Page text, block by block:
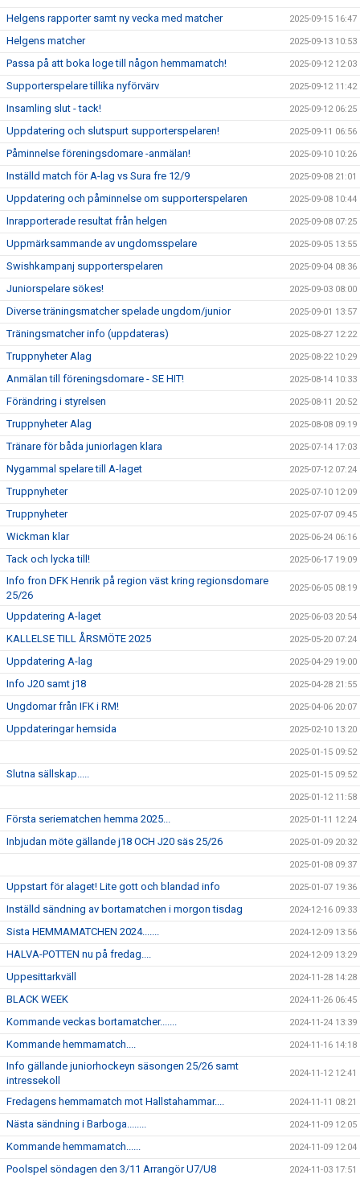
Helgens rapporter samt ny vecka med matcher 2025-09-15 16:47
Helgens matcher 2025-09-13 10:53
Passa på att boka loge till någon hemmamatch! 2025-09-12 12:03
Supporterspelare tillika nyförvärv 2025-09-12 11:42
Insamling slut - tack! 2025-09-12 06:25
Uppdatering och slutspurt supporterspelaren! 2025-09-11 06:56
Påminnelse föreningsdomare -anmälan! 2025-09-10 10:26
Inställd match för A-lag vs Sura fre 12/9 2025-09-08 21:01
Uppdatering och påminnelse om supporterspelaren 2025-09-08 10:44
Inrapporterade resultat från helgen 2025-09-08 07:25
Uppmärksammande av ungdomsspelare 2025-09-05 13:55
Swishkampanj supporterspelaren 2025-09-04 08:36
Juniorspelare sökes! 2025-09-03 08:00
Diverse träningsmatcher spelade ungdom/junior 2025-09-01 13:57
Träningsmatcher info (uppdateras) 2025-08-27 12:22
Truppnyheter Alag 2025-08-22 10:29
Anmälan till föreningsdomare - SE HIT! 2025-08-14 10:33
Förändring i styrelsen 2025-08-11 20:52
Truppnyheter Alag 2025-08-08 09:19
Tränare för båda juniorlagen klara 2025-07-14 17:03
Nygammal spelare till A-laget 2025-07-12 07:24
Truppnyheter 2025-07-10 12:09
Truppnyheter 2025-07-07 09:45
Wickman klar 2025-06-24 06:16
Tack och lycka till! 2025-06-17 19:09
Info fron DFK Henrik på region väst kring regionsdomare
25/26
2025-06-05 08:19
Uppdatering A-laget 2025-06-03 20:54
KALLELSE TILL ÅRSMÖTE 2025 2025-05-20 07:24
Uppdatering A-lag 2025-04-29 19:00
Info J20 samt j18 2025-04-28 21:55
Ungdomar från IFK i RM! 2025-04-06 20:07
Uppdateringar hemsida 2025-02-10 13:20
2025-01-15 09:52
Slutna sällskap..... 2025-01-15 09:52
2025-01-12 11:58
Första seriematchen hemma 2025... 2025-01-11 12:24
Inbjudan möte gällande j18 OCH J20 säs 25/26 2025-01-09 20:32
2025-01-08 09:37
Uppstart för alaget! Lite gott och blandad info 2025-01-07 19:36
Inställd sändning av bortamatchen i morgon tisdag 2024-12-16 09:33
Sista HEMMAMATCHEN 2024....... 2024-12-09 13:56
HALVA-POTTEN nu på fredag.... 2024-12-09 13:29
Uppesittarkväll 2024-11-28 14:28
BLACK WEEK 2024-11-26 06:45
Kommande veckas bortamatcher....... 2024-11-24 13:39
Kommande hemmamatch.... 2024-11-16 14:18
Info gällande juniorhockeyn säsongen 25/26 samt
intressekoll
2024-11-12 12:41
Fredagens hemmamatch mot Hallstahammar.... 2024-11-11 08:21
Nästa sändning i Barboga........ 2024-11-09 12:05
Kommande hemmamatch...... 2024-11-09 12:04
Poolspel söndagen den 3/11 Arrangör U7/U8 2024-11-03 17:51